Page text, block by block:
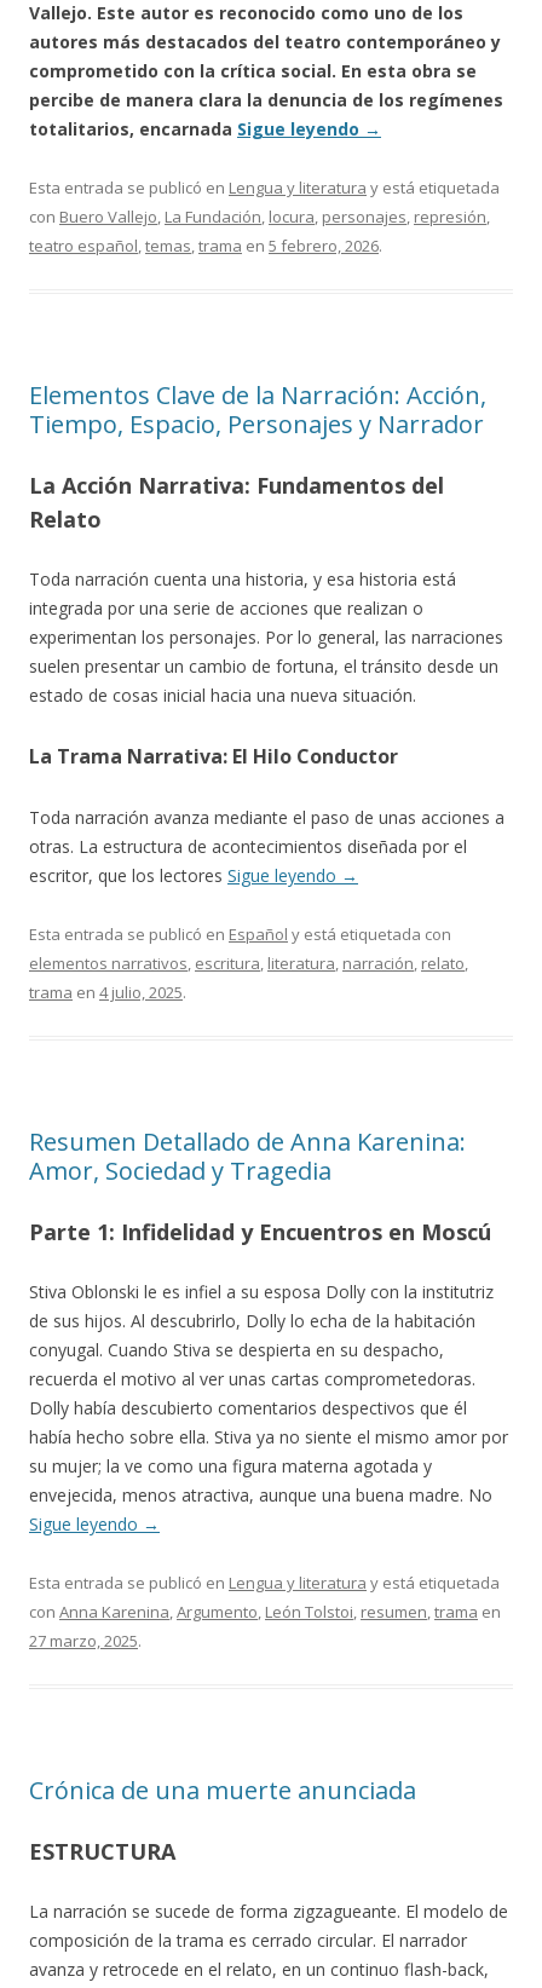
Vallejo. Este autor es reconocido como uno de los
autores más destacados del teatro contemporáneo y
comprometido con la crítica social. En esta obra se
percibe de manera clara la denuncia de los regímenes
totalitarios, encarnada Sigue leyendo →
Esta entrada se publicó en Lengua y literatura y está etiquetada
con Buero Vallejo, La Fundación, locura, personajes, represión,
teatro español,temas,trama en 5 febrero, 2026.
Elementos Clave de la Narración: Acción,
Tiempo, Espacio, Personajes y Narrador
La Acción Narrativa: Fundamentos del
Relato
Toda narración cuenta una historia, y esa historia está
integrada por una serie de acciones que realizan o
experimentan los personajes. Por lo general, las narraciones
suelen presentar un cambio de fortuna, el tránsito desde un
estado de cosas inicial hacia una nueva situación.
La Trama Narrativa: El Hilo Conductor
Toda narración avanza mediante el paso de unas acciones a
otras. La estructura de acontecimientos diseñada por el
escritor, que los lectores Sigue leyendo →
Esta entrada se publicó en Español y está etiquetada con
elementos narrativos, escritura, literatura, narración, relato,
trama en 4 julio, 2025.
Resumen Detallado de Anna Karenina:
Amor, Sociedad y Tragedia
Parte 1: Infidelidad y Encuentros en Moscú
Stiva Oblonski le es infiel a su esposa Dolly con la institutriz
de sus hijos. Al descubrirlo, Dolly lo echa de la habitación
conyugal. Cuando Stiva se despierta en su despacho,
recuerda el motivo al ver unas cartas comprometedoras.
Dolly había descubierto comentarios despectivos que él
había hecho sobre ella. Stiva ya no siente el mismo amor por
su mujer; la ve como una figura materna agotada y
envejecida, menos atractiva, aunque una buena madre. No
Sigue leyendo →
Esta entrada se publicó en Lengua y literatura y está etiquetada
con Anna Karenina,Argumento, León Tolstoi, resumen,trama en
27 marzo, 2025.
Crónica de una muerte anunciada
ESTRUCTURA
La narración se sucede de forma zigzagueante. El modelo de
composición de la trama es cerrado circular. El narrador
avanza y retrocede en el relato, en un continuo flash-back,